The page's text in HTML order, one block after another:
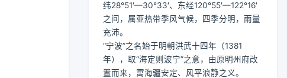
纬28°51′—30°33′、东经120°55′—122°16′
之间，属亚热带季风气候，四季分明，雨量
充沛。
“宁波”之名始于明朝洪武十四年（1381
年），取“海定则波宁”之意，由原明州府改
置而来，寓海疆安定、风平浪静之义。